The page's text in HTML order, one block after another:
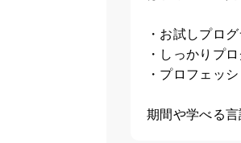
・お試しプロ
・しっかり プ
・プロフェッ
期間や学べる